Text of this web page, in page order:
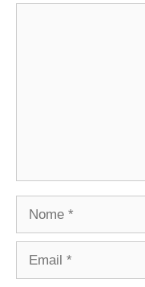
Nome
Email